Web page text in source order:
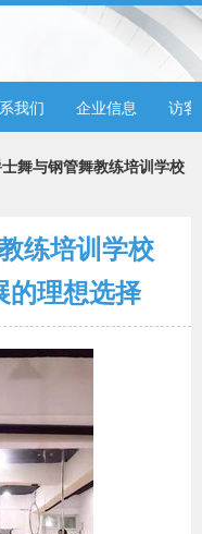
我们 企业信息 访客
舞与钢管舞教练培训学校
练培训学校
的理想选择